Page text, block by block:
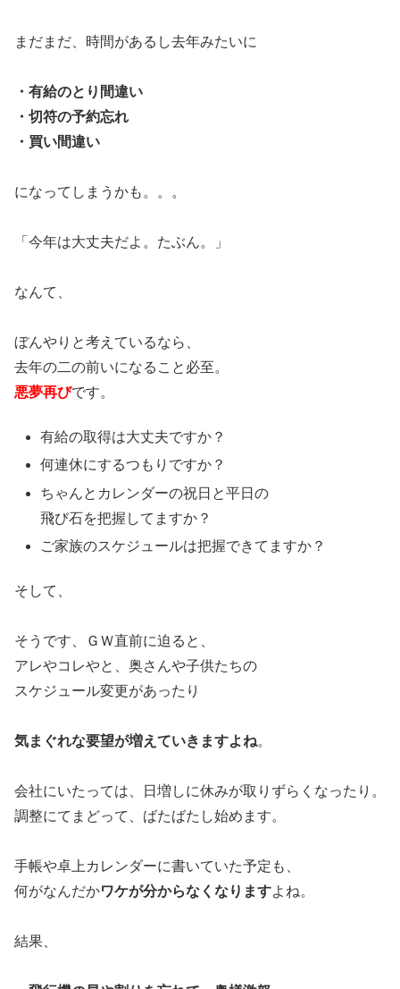
まだまだ、時間があるし去年みたいに
・有給のとり間違い
・切符の予約忘れ
・買い間違い
になってしまうかも。。。
「今年は大丈夫だよ。たぶん。」
なんて、
ぼんやりと考えているなら、
去年の二の前いになること必至。
悪夢再びです。
有給の取得は大丈夫ですか？
何連休にするつもりですか？
ちゃんとカレンダーの祝日と平日の
飛び石を把握してますか？
ご家族のスケジュールは把握できてますか？
そして、
そうです、ＧＷ直前に迫ると、
アレやコレやと、奥さんや子供たちの
スケジュール変更があったり
気まぐれな要望が増えていきますよね。
会社にいたっては、日増しに休みが取りずらくなったり。
調整にてまどって、ばたばたし始めます。
手帳や卓上カレンダーに書いていた予定も、
何がなんだかワケが分からなくなりますよね。
結果、